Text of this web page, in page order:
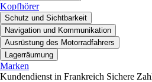
Kopfhörer
Schutz und Sichtbarkeit
Navigation und Kommunikation
Ausrüstung des Motorradfahrers
Lagerräumung
Marken
Kundendienst in Frankreich Sichere